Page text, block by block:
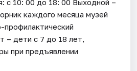
с 10: 00 до 18: 00 Выходной –
каждого месяца музей
профилактический
– дети с 7 до 18 лет,
при предъявлении